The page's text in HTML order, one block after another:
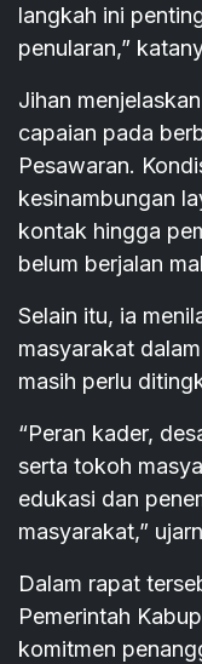
langkah ini
penularan,”
Jihan
capaian pada
Pesawaran.
kesinambungan
kontak hingga
belum berjalan
Selain itu, ia
masyarakat
masih perlu
“Peran kader,
serta tokoh
edukasi dan
masyarakat,”
Dalam rapat
Pemerintah
komitmen